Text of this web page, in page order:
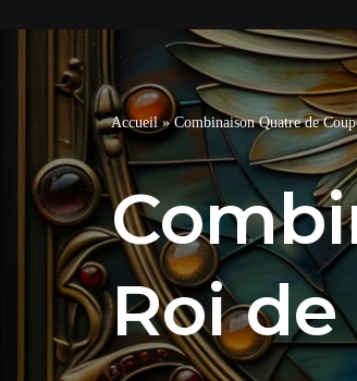
Accueil»Combinaison Quatre de
Roi